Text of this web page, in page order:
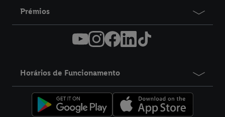
Prémios
Horários de Funcionamento